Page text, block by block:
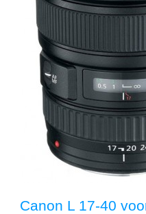
Canon L 17-40